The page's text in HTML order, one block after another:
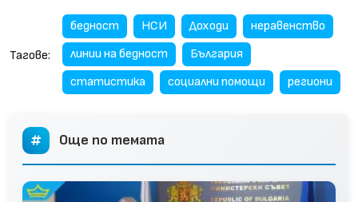
Тагове:
бедност НСИ Доходи
неравенство
линии на бедност
България
статистика
социални помощи региони
Още по темата